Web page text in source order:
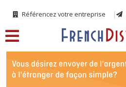
Référencez votre entreprise